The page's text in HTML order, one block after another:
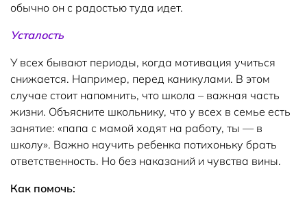
обычно он с радостью туда идет.
Усталость
У всех бывают периоды, когда мотивация учиться
снижается. Например, перед каникулами. В этом
случае стоит напомнить, что школа – важная часть
жизни. Объясните школьнику, что у всех в семье есть
занятие: «папа с мамой ходят на работу, ты — в
школу». Важно научить ребенка потихоньку брать
ответственность. Но без наказаний и чувства вины.
Как помочь: